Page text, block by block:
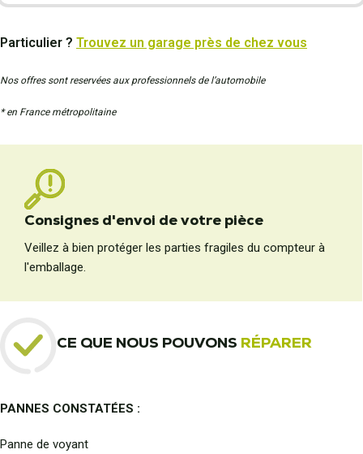
Particulier ? Trouvez un garage près de chez vous
Nos offres sont reservées aux professionnels de l’automobile
* en France métropolitaine
Consignes d'envoi de votre pièce
Veillez à bien protéger les parties fragiles du compteur à
l'emballage.
CE QUE NOUS POUVONS RÉPARER
PANNES CONSTATÉES :
Panne de voyant